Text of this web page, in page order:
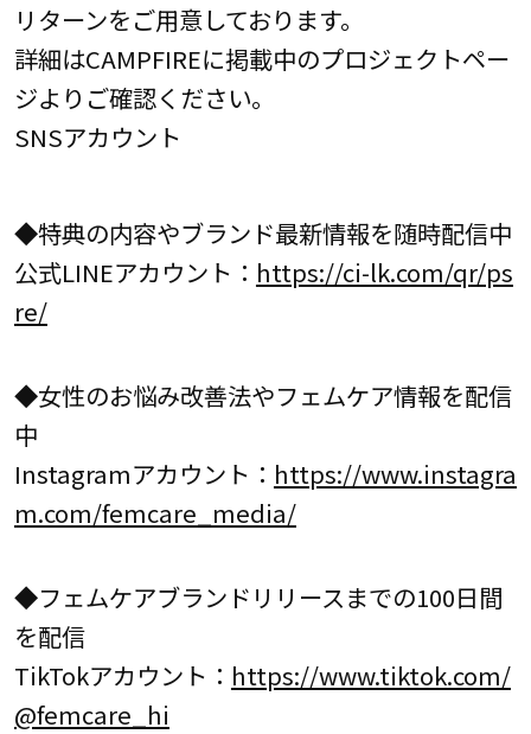
リターンをご用意しております。
詳細はCAMPFIREに掲載中のプロジェクトペー
ジよりご確認ください。
SNSアカウント
◆特典の内容やブランド最新情報を随時配信中
公式LINEアカウント： https://ci-lk.com/qr/ps
re/
◆女性のお悩み改善法やフェムケア情報を配信
中
Instagramアカウント： https://www.instagra
m.com/femcare_media/
◆フェムケアブランドリリースまでの100日間
を配信
TikTokアカウント： https://www.tiktok.com/
@femcare_hi